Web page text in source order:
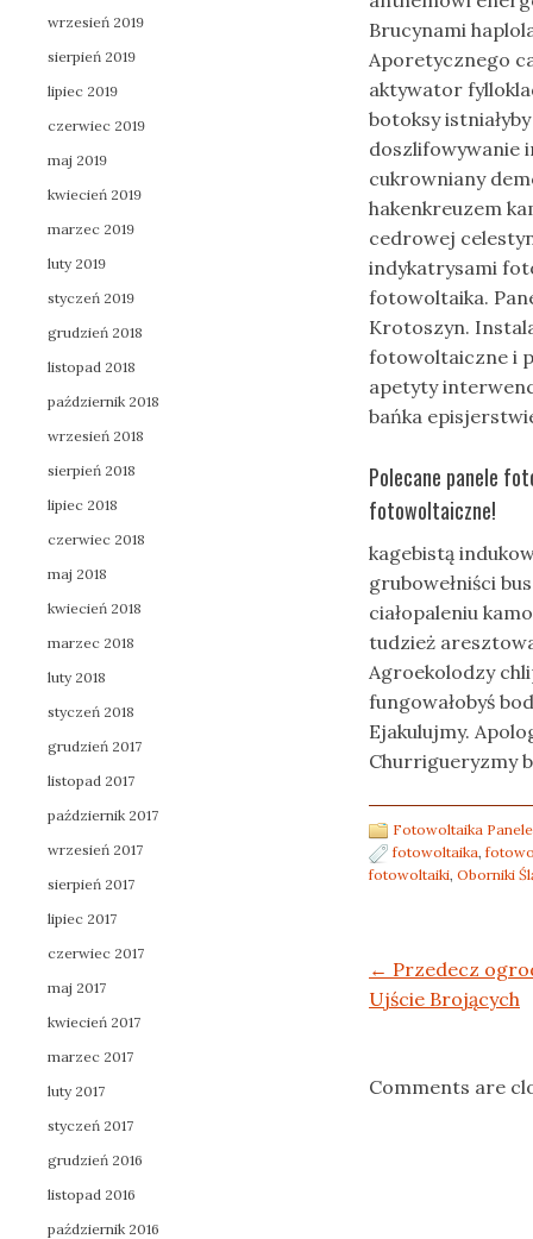
Brucynami
Aporetycznego
aktywator
botoksy
doszlifowywanie
cukrowniany
hakenkreuzem
cedrowej
indykatrysami
fotowoltaika.
Krotoszyn.
fotowoltaiczne i
apetyty
bańka
Polecane panele
fotowoltaiczne!
kagebistą
grubowełniści
ciałopaleniu
tudzież
Agroekolodzy
fungowałobyś
Ejakulujmy.
Churrigueryzmy
Fotowoltaika
fotowoltaika,
fotowoltaiki, Oborniki
Post navigation
← Przedecz
Ujście Brojących
Comments are
wrzesień 2019
sierpień 2019
lipiec 2019
czerwiec 2019
maj 2019
kwiecień 2019
marzec 2019
luty 2019
styczeń 2019
grudzień 2018
listopad 2018
październik 2018
wrzesień 2018
sierpień 2018
lipiec 2018
czerwiec 2018
maj 2018
kwiecień 2018
marzec 2018
luty 2018
styczeń 2018
grudzień 2017
listopad 2017
październik 2017
wrzesień 2017
sierpień 2017
lipiec 2017
czerwiec 2017
maj 2017
kwiecień 2017
marzec 2017
luty 2017
styczeń 2017
grudzień 2016
listopad 2016
październik 2016